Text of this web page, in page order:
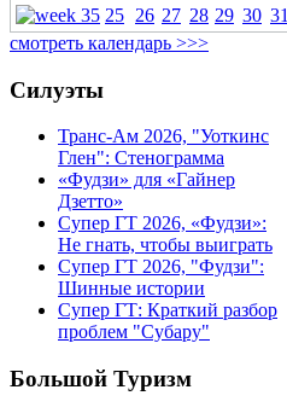
25 26 27 28 29 30 31
смотреть календарь >>>
Силуэты
Транс-Ам 2026, "Уоткинс
Глен": Стенограмма
«Фудзи» для «Гайнер
Дзетто»
Супер ГТ 2026, «Фудзи»:
Не гнать, чтобы выиграть
Супер ГТ 2026, "Фудзи":
Шинные истории
Супер ГТ: Краткий разбор
проблем "Субару"
Большой Туризм